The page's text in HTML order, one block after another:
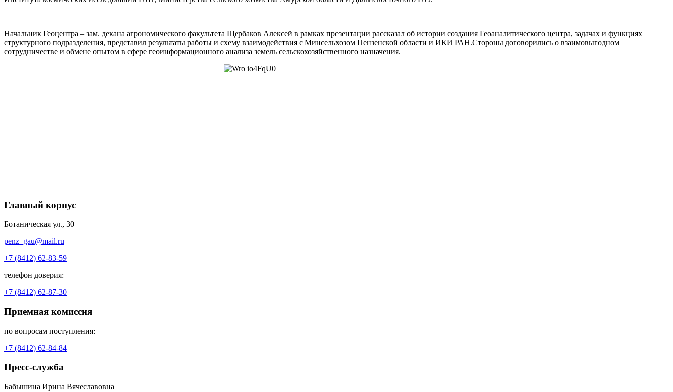
Начальник Геоцентра – зам. декана агрономического факультета Щербаков Алексей в рамках презентации рассказал об истории создания Геоаналитического центра, задачах и функциях
структурного подразделения, представил результаты работы и схему взаимодействия с Минсельхозом Пензенской области и ИКИ РАН.Стороны договорились о взаимовыгодном
сотрудничестве и обмене опытом в сфере геоинформационного анализа земель сельскохозяйственного назначения.
Главный корпус
Ботаническая ул., 30
penz_gau@mail.ru
+7 (8412) 62-83-59
телефон доверия:
+7 (8412) 62-87-30
Приемная комиссия
по вопросам поступления:
+7 (8412) 62-84-84
Пресс-служба
Бабышина Ирина Вячеславовна